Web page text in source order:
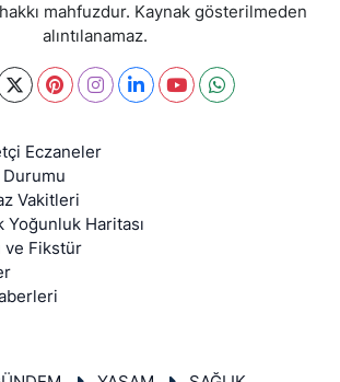
mahfuzdur. Kaynak gösterilmeden
alıntılanamaz.
Eczaneler
Vakitleri
Yoğunluk Haritası
ve Fikstür